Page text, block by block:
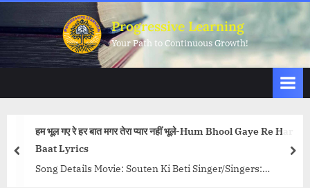
to
content
Progressive Learning
Your Path to Continuous Growth!
हम भूल गए रे हर बात मगर तेरा प्यार नहीं भूले-Hum Bhool Gaye Re Har
Baat Lyrics
Song Details Movie: Souten Ki Beti Singer/Singers:
prev